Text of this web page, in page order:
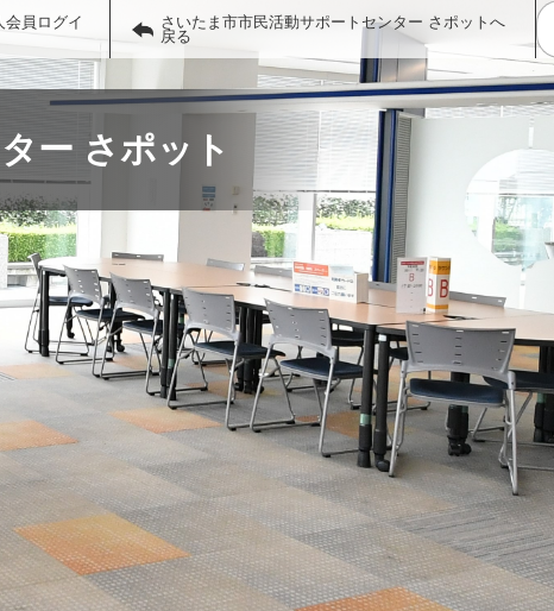
会員ログイ
さいたま市市民活動サポートセンター さポットへ
戻る
ー さポット